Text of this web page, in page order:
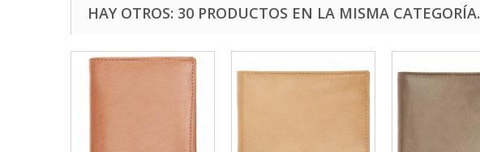
HAY OTROS: 30 PRODUCTOS EN LA MISMA CATEGORÍA.